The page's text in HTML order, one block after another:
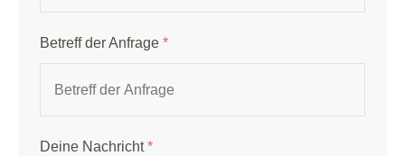
Betreff der Anfrage *
Deine Nachricht*